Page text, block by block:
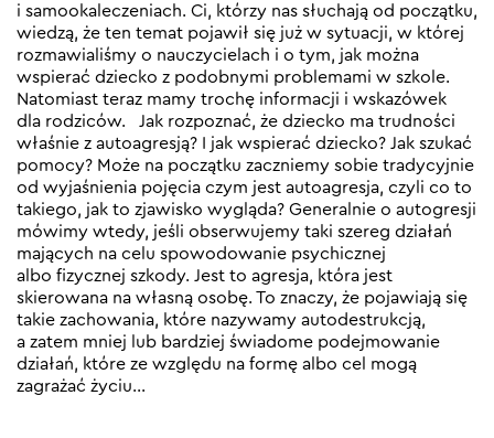
i samookaleczeniach. Ci, którzy nas słuchają od początku,
wiedzą, że ten temat pojawił się już w sytuacji, w której
rozmawialiśmy o nauczycielach i o tym, jak można
wspierać dziecko z podobnymi problemami w szkole.
Natomiast teraz mamy trochę informacji i wskazówek
dla rodziców. Jak rozpoznać, że dziecko ma trudności
właśnie z autoagresją? I jak wspierać dziecko? Jak szukać
pomocy? Może na początku zaczniemy sobie tradycyjnie
od wyjaśnienia pojęcia czym jest autoagresja, czyli co to
takiego, jak to zjawisko wygląda? Generalnie o autogresji
mówimy wtedy, jeśli obserwujemy taki szereg działań
mających na celu spowodowanie psychicznej
albo fizycznej szkody. Jest to agresja, która jest
skierowana na własną osobę. To znaczy, że pojawiają się
takie zachowania, które nazywamy autodestrukcją,
a zatem mniej lub bardziej świadome podejmowanie
działań, które ze względu na formę albo cel mogą
zagrażać życiu…